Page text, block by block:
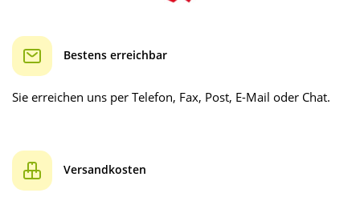
Bestens erreichbar
Sie erreichen uns per Telefon, Fax, Post, E-Mail oder Chat.
Versandkosten